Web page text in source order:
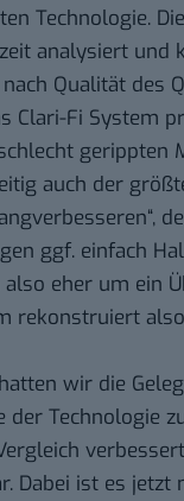
Technologie.
analysiert und
Qualität des
Clari-Fi System
gerippten
auch der
ggf. einfach
eher um ein
rekonstruiert
wir die
der Technologie
Dabei ist es jetzt